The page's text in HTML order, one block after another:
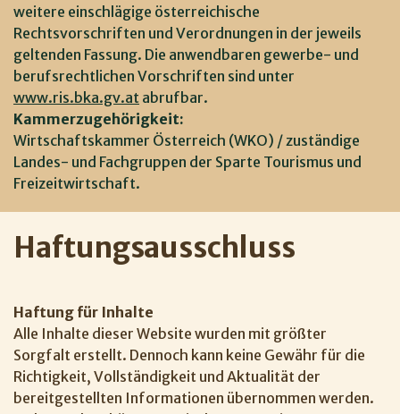
weitere einschlägige österreichische
Rechtsvorschriften und Verordnungen in der jeweils
geltenden Fassung. Die anwendbaren gewerbe- und
berufsrechtlichen Vorschriften sind unter
www.ris.bka.gv.at abrufbar.
Kammerzugehörigkeit:
Wirtschaftskammer Österreich (WKO) / zuständige
Landes- und Fachgruppen der Sparte Tourismus und
Freizeitwirtschaft.
Haftungsausschluss
Haftung für Inhalte
Alle Inhalte dieser Website wurden mit größter
Sorgfalt erstellt. Dennoch kann keine Gewähr für die
Richtigkeit, Vollständigkeit und Aktualität der
bereitgestellten Informationen übernommen werden.